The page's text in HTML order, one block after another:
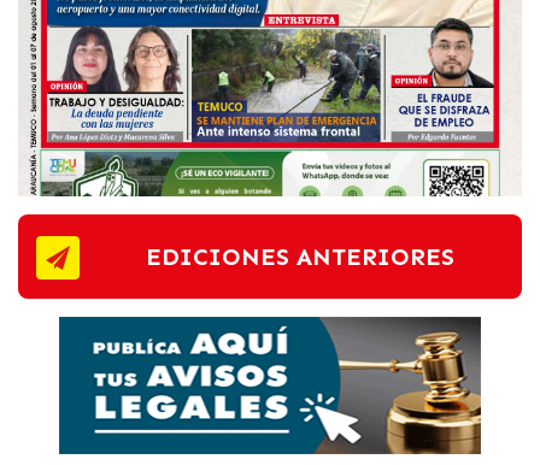
EDICIONES ANTERIORES